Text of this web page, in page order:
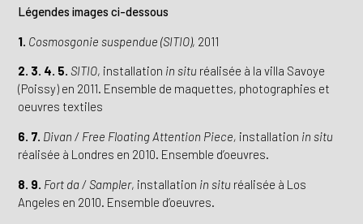
Légendes images ci-dessous
1. Cosmosgonie suspendue (SITIO), 2011
2. 3. 4. 5. SITIO, installation in situ réalisée à la villa Savoye
(Poissy) en 2011. Ensemble de maquettes, photographies et
oeuvres textiles
6. 7. Divan / Free Floating Attention Piece, installation in situ
réalisée à Londres en 2010. Ensemble d’oeuvres.
8. 9. Fort da / Sampler, installation in situ réalisée à Los
Angeles en 2010. Ensemble d’oeuvres.